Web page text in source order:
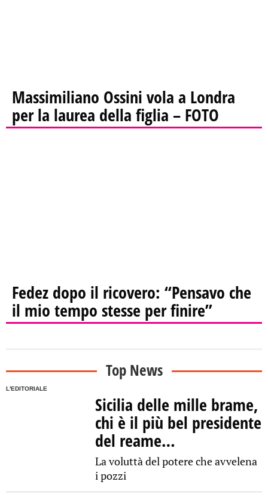
Massimiliano Ossini vola a Londra
per la laurea della figlia – FOTO
Fedez dopo il ricovero: “Pensavo che
il mio tempo stesse per finire”
Top News
L'EDITORIALE
Sicilia delle mille brame,
chi è il più bel presidente
del reame…
La voluttà del potere che avvelena
i pozzi